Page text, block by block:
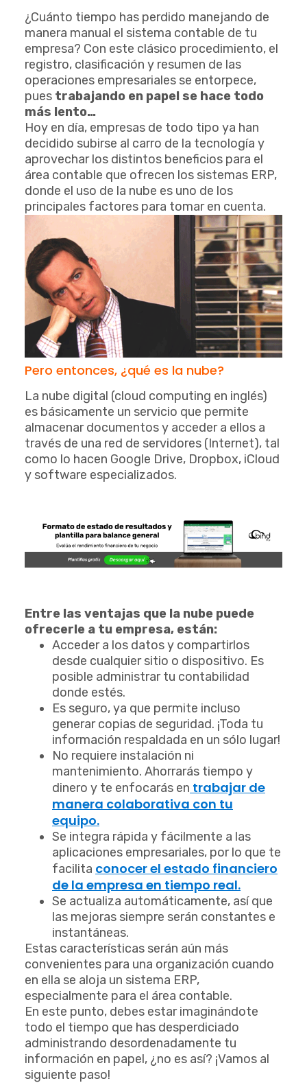
¿Cuánto tiempo has perdido manejando de
manera manual el sistema contable de tu
empresa? Con este clásico procedimiento, el
registro, clasificación y resumen de las
operaciones empresariales se entorpece,
pues trabajando en papel se hace todo
más lento…
Hoy en día, empresas de todo tipo ya han
decidido subirse al carro de la tecnología y
aprovechar los distintos beneficios para el
área contable que ofrecen los sistemas ERP,
donde el uso de la nube es uno de los
principales factores para tomar en cuenta.
Pero entonces, ¿qué es la nube?
La nube digital (cloud computing en inglés)
es básicamente un servicio que permite
almacenar documentos y acceder a ellos a
través de una red de servidores (Internet), tal
como lo hacen Google Drive, Dropbox, iCloud
y software especializados.
Entre las ventajas que la nube puede
ofrecerle a tu empresa, están:
Acceder a los datos y compartirlos
desde cualquier sitio o dispositivo. Es
posible administrar tu contabilidad
donde estés.
Es seguro, ya que permite incluso
generar copias de seguridad. ¡Toda tu
información respaldada en un sólo lugar!
No requiere instalación ni
mantenimiento. Ahorrarás tiempo y
dinero y te enfocarás en trabajar de
manera colaborativa con tu
equipo.
Se integra rápida y fácilmente a las
aplicaciones empresariales, por lo que te
facilita conocer el estado financiero
de la empresa en tiempo real.
Se actualiza automáticamente, así que
las mejoras siempre serán constantes e
instantáneas.
Estas características serán aún más
convenientes para una organización cuando
en ella se aloja un sistema ERP,
especialmente para el área contable.
En este punto, debes estar imaginándote
todo el tiempo que has desperdiciado
administrando desordenadamente tu
información en papel, ¿no es así? ¡Vamos al
siguiente paso!